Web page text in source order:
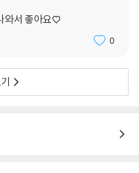
와서 좋아요♡
0